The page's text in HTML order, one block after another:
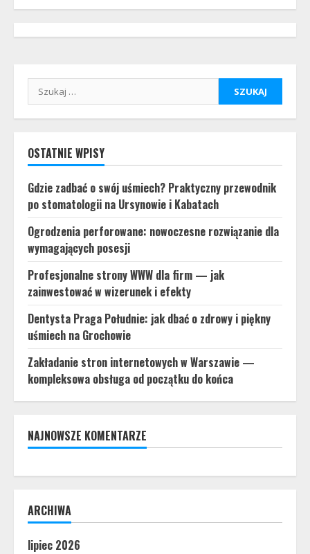
Szukaj:
OSTATNIE WPISY
Gdzie zadbać o swój uśmiech? Praktyczny przewodnik
po stomatologii na Ursynowie i Kabatach
Ogrodzenia perforowane: nowoczesne rozwiązanie dla
wymagających posesji
Profesjonalne strony WWW dla firm — jak
zainwestować w wizerunek i efekty
Dentysta Praga Południe: jak dbać o zdrowy i piękny
uśmiech na Grochowie
Zakładanie stron internetowych w Warszawie —
kompleksowa obsługa od początku do końca
NAJNOWSZE KOMENTARZE
ARCHIWA
lipiec 2026